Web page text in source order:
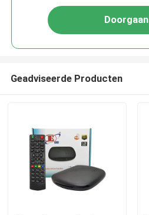
Doorgaan
Geadviseerde Producten